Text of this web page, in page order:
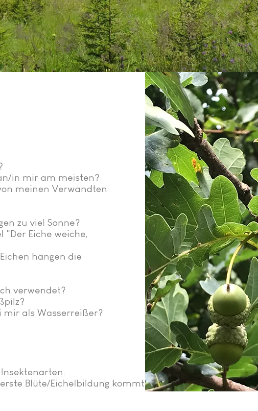
in mir am meisten?
meinen Verwandten
zu viel Sonne?
"Der Eiche weiche,
hängen die
verwendet?
mir als Wasserreißer?
Blüte/Eichelbildung kommt erst ab